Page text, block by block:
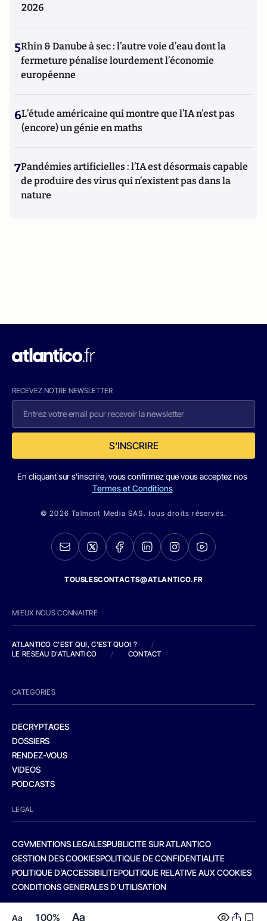
Aa 100% Aa
2026
5Rhin & Danube à sec : l’autre voie d’eau dont la
fermeture pénalise lourdement l’économie
européenne
6L’étude américaine qui montre que l’IA n’est pas
(encore) un génie en maths
7Pandémies artificielles : l’IA est désormais capable
de produire des virus qui n’existent pas dans la
nature
RECEVEZ NOTRE NEWSLETTER
S'INSCRIRE
En cliquant sur s'inscrire, vous confirmez que vous acceptez nos
Termes et Conditions
© 2026 Talmont Media SAS. tous droits réservés.
TOUSLESCONTACTS@ATLANTICO.FR
MIEUX NOUS CONNAITRE
ATLANTICO C'EST QUI, C'EST QUOI ?
/
LE RESEAU D'ATLANTICO
/ CONTACT
CATEGORIES
DECRYPTAGES
DOSSIERS
RENDEZ-VOUS
VIDEOS
PODCASTS
LEGAL
CGVMENTIONS LEGALESPUBLICITE SUR ATLANTICO
GESTION DES COOKIESPOLITIQUE DE CONFIDENTIALITE
POLITIQUE D’ACCESSIBILITEPOLITIQUE RELATIVE AUX COOKIES
CONDITIONS GENERALES D’UTILISATION